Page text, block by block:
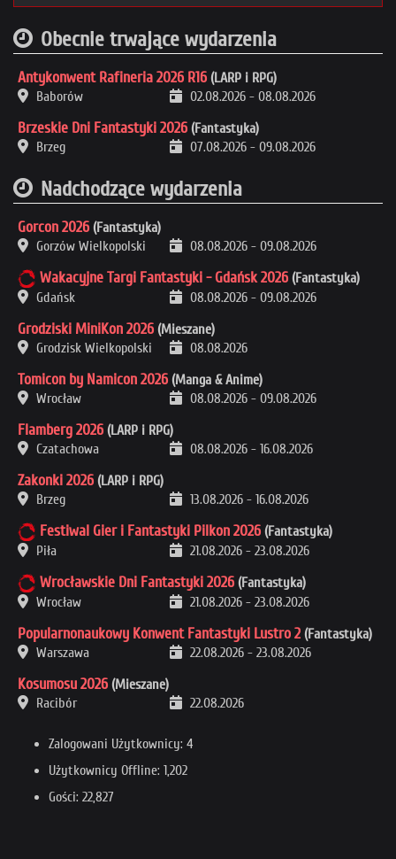
Obecnie trwające wydarzenia
Antykonwent Rafineria 2026 R16 (LARP i RPG)
Baborów
02.08.2026 - 08.08.2026
Brzeskie Dni Fantastyki 2026 (Fantastyka)
Brzeg
07.08.2026 - 09.08.2026
Nadchodzące wydarzenia
Gorcon 2026 (Fantastyka)
Gorzów Wielkopolski
08.08.2026 - 09.08.2026
Wakacyjne Targi Fantastyki - Gdańsk 2026 (Fantastyka)
Gdańsk
08.08.2026 - 09.08.2026
Grodziski MiniKon 2026 (Mieszane)
Grodzisk Wielkopolski
08.08.2026
Tomicon by Namicon 2026 (Manga & Anime)
Wrocław
08.08.2026 - 09.08.2026
Flamberg 2026 (LARP i RPG)
Czatachowa
08.08.2026 - 16.08.2026
Zakonki 2026 (LARP i RPG)
Brzeg
13.08.2026 - 16.08.2026
Festiwal Gier i Fantastyki Pilkon 2026 (Fantastyka)
Piła
21.08.2026 - 23.08.2026
Wrocławskie Dni Fantastyki 2026 (Fantastyka)
Wrocław
21.08.2026 - 23.08.2026
Popularnonaukowy Konwent Fantastyki Lustro 2 (Fantastyka)
Warszawa
22.08.2026 - 23.08.2026
Kosumosu 2026 (Mieszane)
Racibór
22.08.2026
Zalogowani Użytkownicy: 4
Użytkownicy Offline: 1,202
Gości: 22,827